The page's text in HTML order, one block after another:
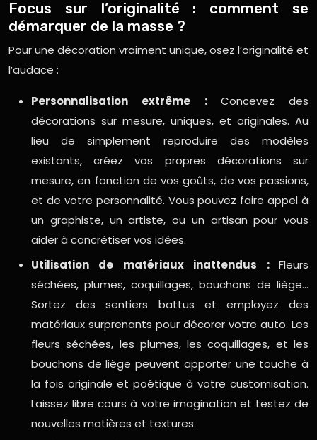
Focus sur l’originalité : comment se
démarquer de la masse ?
Pour une décoration vraiment unique, osez l’originalité et
l’audace :
Personnalisation extrême : Concevez des
décorations sur mesure, uniques, et originales. Au
lieu de simplement reproduire des modèles
existants, créez vos propres décorations sur
mesure, en fonction de vos goûts, de vos passions,
et de votre personnalité. Vous pouvez faire appel à
un graphiste, un artiste, ou un artisan pour vous
aider à concrétiser vos idées.
Utilisation de matériaux inattendus : Fleurs
séchées, plumes, coquillages, bouchons de liège…
Sortez des sentiers battus et employez des
matériaux surprenants pour décorer votre auto. Les
fleurs séchées, les plumes, les coquillages, et les
bouchons de liège peuvent apporter une touche à
la fois originale et poétique à votre customisation.
Laissez libre cours à votre imagination et testez de
nouvelles matières et textures.